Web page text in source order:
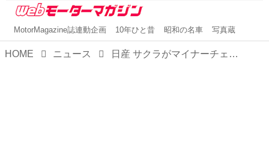
MotorMagazine誌連動企画 10年ひと昔 昭和の名車 写真蔵
HOME ニュース 日産 サクラがマイナーチェンジで一部グレードのデザインを刷新。価格改定で値下げしたグレードも